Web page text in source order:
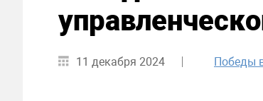
11 декабря 2024 Победы